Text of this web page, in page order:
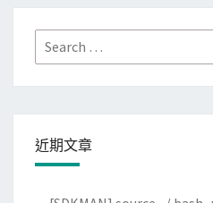
r
i
n
Search
for:
近期文章